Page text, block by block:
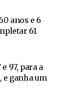
anos e 6
61
97, para a
ganha um